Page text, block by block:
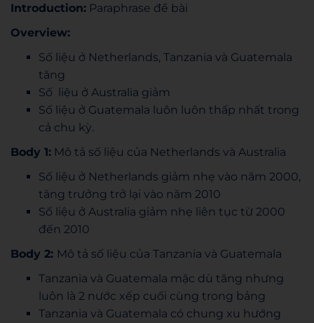
Introduction: Paraphrase đề bài
Overview:
Số liệu ở Netherlands, Tanzania và Guatemala
tăng
Số liệu ở Australia giảm
Số liệu ở Guatemala luôn luôn thấp nhất trong
cả chu kỳ.
Body 1: Mô tả số liệu của Netherlands và Australia
Số liệu ở Netherlands giảm nhẹ vào năm 2000,
tăng trưởng trở lại vào năm 2010
Số liệu ở Australia giảm nhẹ liên tục từ 2000
đến 2010
Body 2: Mô tả số liệu của Tanzania và Guatemala
Tanzania và Guatemala mặc dù tăng nhưng
luôn là 2 nước xếp cuối cùng trong bảng
Tanzania và Guatemala có chung xu hướng